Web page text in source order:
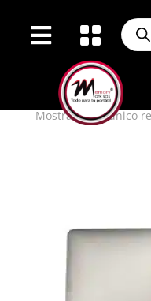
  de
/ Productos
SILVETR
Mostrando el único